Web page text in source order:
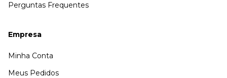
Perguntas Frequentes
Empresa
Minha Conta
Meus Pedidos